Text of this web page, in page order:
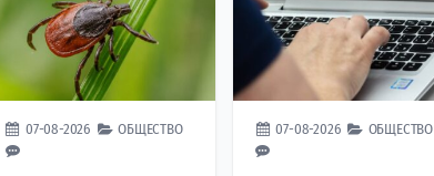
07-08-2026 ОБЩЕСТВО 07-08-2026 ОБЩЕСТВО